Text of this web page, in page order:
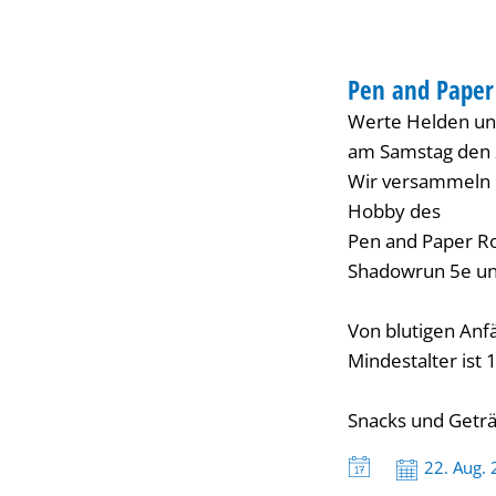
KATEGORIE:
Pen and
Werte Helden
am Samstag
Wir
Hobby des
Pen and Paper
Shadowrun 5e
Von blutigen
Mindestalter ist
Snacks und
Datum:
22. Aug.